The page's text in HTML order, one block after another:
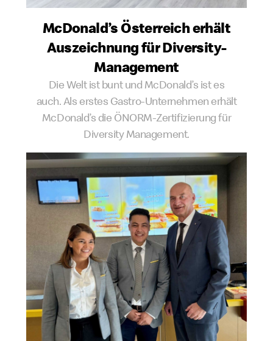
McDonald’s Österreich erhält
Auszeichnung für Diversity-
Management
Die Welt ist bunt und McDonald’s ist es
auch. Als erstes Gastro-Unternehmen erhält
McDonald’s die ÖNORM-Zertifizierung für
Diversity Management.